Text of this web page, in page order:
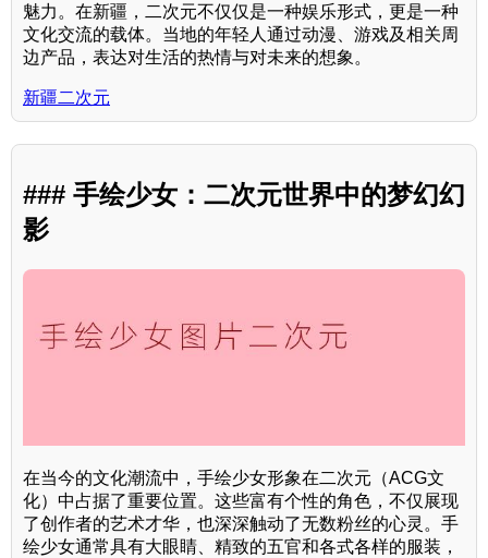
魅力。在新疆，二次元不仅仅是一种娱乐形式，更是一种
文化交流的载体。当地的年轻人通过动漫、游戏及相关周
边产品，表达对生活的热情与对未来的想象。
新疆二次元
### 手绘少女：二次元世界中的梦幻幻
影
在当今的文化潮流中，手绘少女形象在二次元（ACG文
化）中占据了重要位置。这些富有个性的角色，不仅展现
了创作者的艺术才华，也深深触动了无数粉丝的心灵。手
绘少女通常具有大眼睛、精致的五官和各式各样的服装，